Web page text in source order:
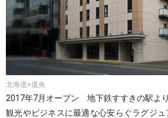
北海道>道央
2017年7月オープン 地下鉄すすきの駅よ
観光やビジネスに最適な心安らぐラグジ